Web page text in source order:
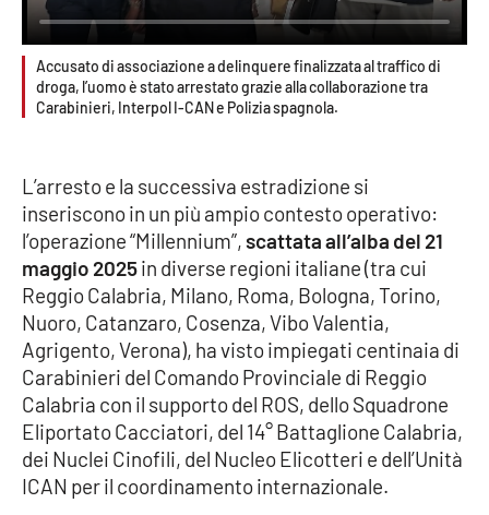
Venti di comunicazione
STREAMING
LaC Network
LaC OnAir
EDIZIONI
LOCALI
Catanzaro
Crotone
Vibo Valentia
Accusato di associazione a delinquere finalizzata al traffico di
droga, l’uomo è stato arrestato grazie alla collaborazione tra
Carabinieri, Interpol I-CAN e Polizia spagnola.
L’arresto e la successiva estradizione si
inseriscono in un più ampio contesto operativo:
l’operazione “Millennium”,scattata all’alba del 21
maggio 2025in diverse regioni italiane (tra cui
Reggio Calabria, Milano, Roma, Bologna, Torino,
Nuoro, Catanzaro, Cosenza, Vibo Valentia,
Agrigento, Verona), ha visto impiegati centinaia di
Carabinieri del Comando Provinciale di Reggio
Calabria con il supporto del ROS, dello Squadrone
Eliportato Cacciatori, del 14° Battaglione Calabria,
dei Nuclei Cinofili, del Nucleo Elicotteri e dell’Unità
ICAN per il coordinamento internazionale.